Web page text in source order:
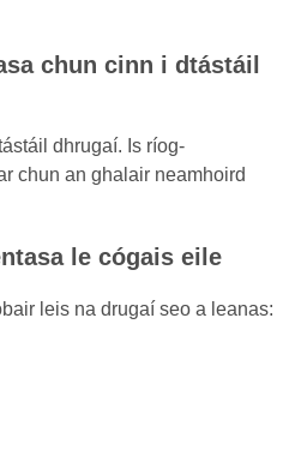
chun cinn i dtástáil
dhrugaí. Is ríog-
chun an ghalair neamhoird
le cógais eile
leis na drugaí seo a leanas: